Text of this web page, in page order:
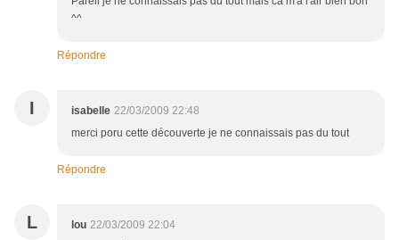
^^
Répondre
I isabelle 22/03/2009 22:48
merci poru cette découverte je ne connaissais pas du tout
Répondre
L lou 22/03/2009 22:04